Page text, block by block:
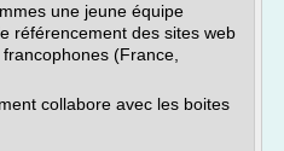
une jeune équipe
référencement des sites web
(France,
collabore avec les boites